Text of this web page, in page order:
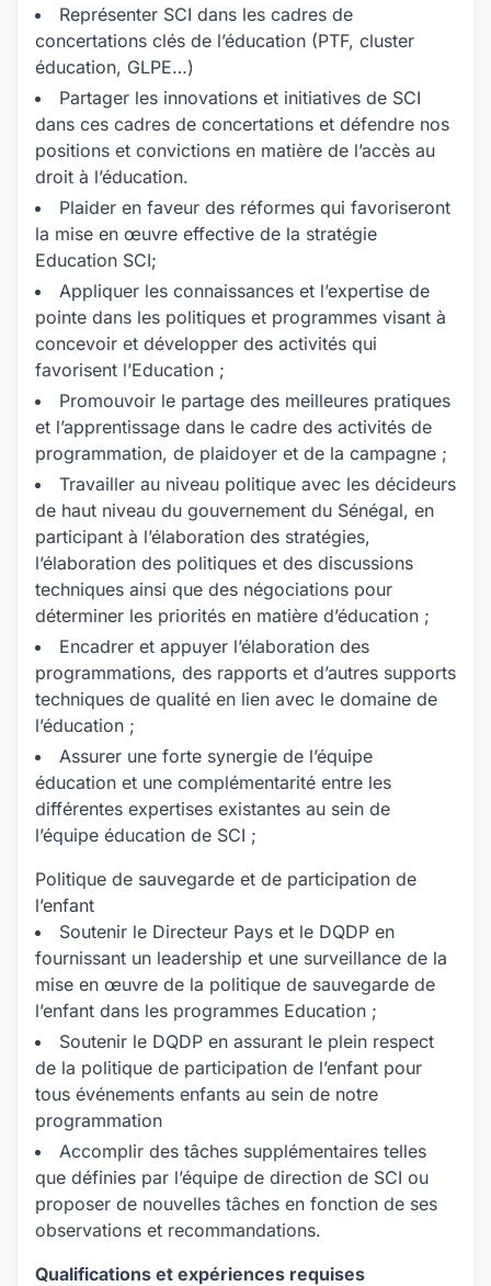
Représenter SCI dans les cadres de
concertations clés de l’éducation (PTF, cluster
éducation, GLPE…)
Partager les innovations et initiatives de SCI
dans ces cadres de concertations et défendre nos
positions et convictions en matière de l’accès au
droit à l’éducation.
Plaider en faveur des réformes qui favoriseront
la mise en œuvre effective de la stratégie
Education SCI;
Appliquer les connaissances et l’expertise de
pointe dans les politiques et programmes visant à
concevoir et développer des activités qui
favorisent l’Education ;
Promouvoir le partage des meilleures pratiques
et l’apprentissage dans le cadre des activités de
programmation, de plaidoyer et de la campagne ;
Travailler au niveau politique avec les décideurs
de haut niveau du gouvernement du Sénégal, en
participant à l’élaboration des stratégies,
l’élaboration des politiques et des discussions
techniques ainsi que des négociations pour
déterminer les priorités en matière d’éducation ;
Encadrer et appuyer l’élaboration des
programmations, des rapports et d’autres supports
techniques de qualité en lien avec le domaine de
l’éducation ;
Assurer une forte synergie de l’équipe
éducation et une complémentarité entre les
différentes expertises existantes au sein de
l’équipe éducation de SCI ;
Politique de sauvegarde et de participation de
l’enfant
Soutenir le Directeur Pays et le DQDP en
fournissant un leadership et une surveillance de la
mise en œuvre de la politique de sauvegarde de
l’enfant dans les programmes Education ;
Soutenir le DQDP en assurant le plein respect
de la politique de participation de l’enfant pour
tous événements enfants au sein de notre
programmation
Accomplir des tâches supplémentaires telles
que définies par l’équipe de direction de SCI ou
proposer de nouvelles tâches en fonction de ses
observations et recommandations.
Qualifications et expériences requises